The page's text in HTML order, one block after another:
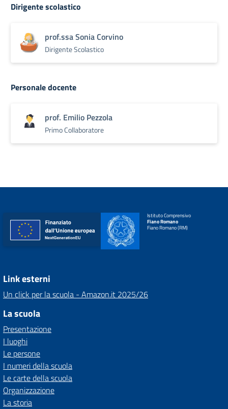
Dirigente scolastico
prof.ssa Sonia Corvino
Dirigente Scolastico
Personale docente
prof. Emilio Pezzola
Primo Collaboratore
Istituto Comprensivo
Fiano Romano
Fiano Romano (RM)
Link esterni
Un click per la scuola - Amazon.it 2025/26
La scuola
Presentazione
I luoghi
Le persone
I numeri della scuola
Le carte della scuola
Organizzazione
La storia